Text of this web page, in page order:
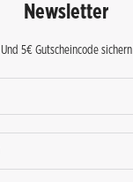
Newsletter
Und 5€ Gutscheincode sichern